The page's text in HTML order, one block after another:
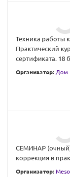
Техника работы
Практический
сертификата. 18
Организатор: Дом
СЕМИНАР
коррекция в
Организатор: